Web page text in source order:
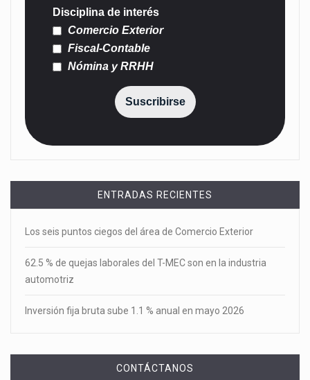
Disciplina de interés
Comercio Exterior
Fiscal-Contable
Nómina y RRHH
Suscribirse
ENTRADAS RECIENTES
Los seis puntos ciegos del área de Comercio Exterior
62.5 % de quejas laborales del T-MEC son en la industria
automotriz
Inversión fija bruta sube 1.1 % anual en mayo 2026
CONTÁCTANOS